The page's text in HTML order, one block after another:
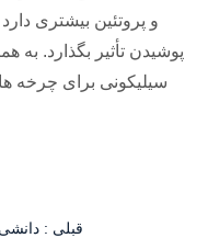
و پروتئین بیشتری
پوشیدن تأثیر بگذارد. به
سیلیکونی برای چرخه
قبلی :